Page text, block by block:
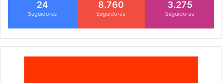
24
Seguidores
8.760
Seguidores
3.275
Seguidores